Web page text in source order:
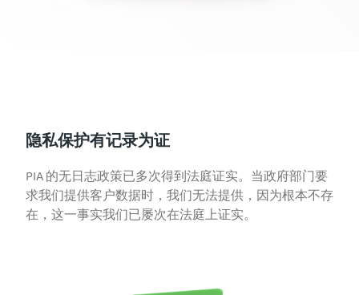
隐私保护有记录为证
PIA 的无日志政策已多次得到法庭证实。当政府部门要
求我们提供客户数据时，我们无法提供，因为根本不存
在，这一事实我们已屡次在法庭上证实。